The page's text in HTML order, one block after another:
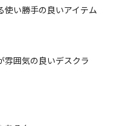
使い勝手の良いアイテム
雰囲気の良いデスクラ